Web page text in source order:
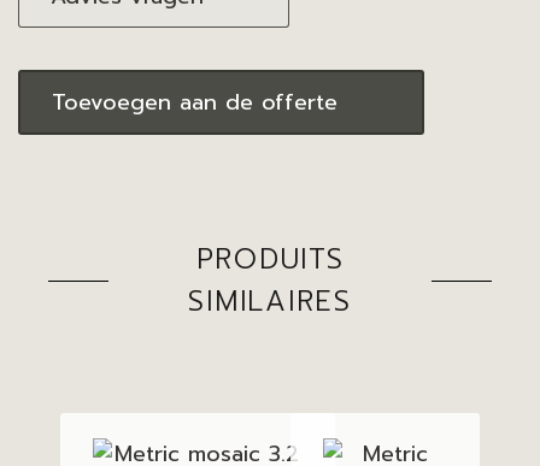
Toevoegen aan de offerte
PRODUITS
SIMILAIRES